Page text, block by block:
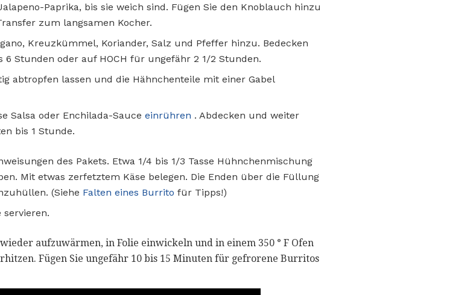
Paprika, bis sie weich sind. Fügen Sie den Knoblauch hinzu
zum langsamen Kocher.
Kreuzkümmel, Koriander, Salz und Pfeffer hinzu. Bedecken
6 Stunden oder auf HOCH für ungefähr 2 1/2 Stunden.
abtropfen lassen und die Hähnchenteile mit einer Gabel
Salsa oder Enchilada-Sauce einrühren . Abdecken und weiter
bis 1 Stunde.
des Pakets. Etwa 1/4 bis 1/3 Tasse Hühnchenmischung
Mit etwas zerfetztem Käse belegen. Die Enden über die Füllung
(Siehe Falten eines Burrito für Tipps!)
servieren.
aufzuwärmen, in Folie einwickeln und in einem 350 ° F Ofen
Fügen Sie ungefähr 10 bis 15 Minuten für gefrorene Burritos